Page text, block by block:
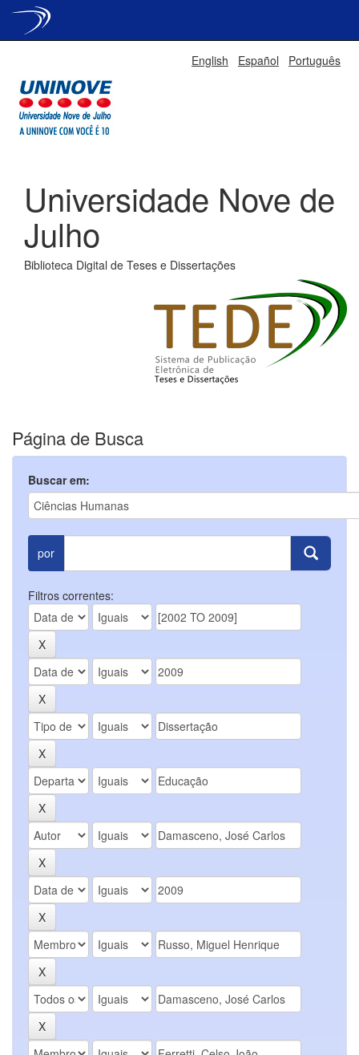
English Español Português
Universidade Nove de
Julho
Biblioteca Digital de Teses e Dissertações
Página de Busca
Buscar em:
por
Filtros correntes: